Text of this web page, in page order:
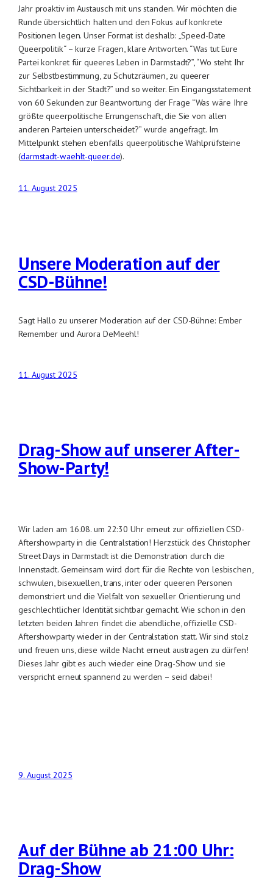
Jahr proaktiv im Austausch mit uns standen. Wir möchten die
Runde übersichtlich halten und den Fokus auf konkrete
Positionen legen. Unser Format ist deshalb: „Speed-Date
Queerpolitik“ – kurze Fragen, klare Antworten. “Was tut Eure
Partei konkret für queeres Leben in Darmstadt?”, “Wo steht Ihr
zur Selbstbestimmung, zu Schutzräumen, zu queerer
Sichtbarkeit in der Stadt?” und so weiter. Ein Eingangsstatement
von 60 Sekunden zur Beantwortung der Frage “Was wäre Ihre
größte queerpolitische Errungenschaft, die Sie von allen
anderen Parteien unterscheidet?” wurde angefragt. Im
Mittelpunkt stehen ebenfalls queerpolitische Wahlprüfsteine
(darmstadt-waehlt-queer.de).
11. August 2025
Unsere Moderation auf der
CSD-Bühne!
Sagt Hallo zu unserer Moderation auf der CSD-Bühne: Ember
Remember und Aurora DeMeehl!
11. August 2025
Drag-Show auf unserer After-
Show-Party!
Wir laden am 16.08. um 22:30 Uhr erneut zur offiziellen CSD-
Aftershowparty in die Centralstation! Herzstück des Christopher
Street Days in Darmstadt ist die Demonstration durch die
Innenstadt. Gemeinsam wird dort für die Rechte von lesbischen,
schwulen, bisexuellen, trans, inter oder queeren Personen
demonstriert und die Vielfalt von sexueller Orientierung und
geschlechtlicher Identität sichtbar gemacht. Wie schon in den
letzten beiden Jahren findet die abendliche, offizielle CSD-
Aftershowparty wieder in der Centralstation statt. Wir sind stolz
und freuen uns, diese wilde Nacht erneut austragen zu dürfen!
Dieses Jahr gibt es auch wieder eine Drag-Show und sie
verspricht erneut spannend zu werden – seid dabei!
9. August 2025
Auf der Bühne ab 21:00 Uhr:
Drag-Show